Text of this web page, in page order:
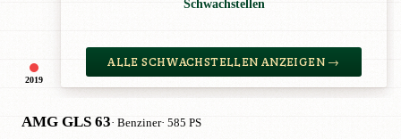
2019
Schwachstellen
ALLE SCHWACHSTELLEN ANZEIGEN →
AMG GLS 63· Benziner· 585 PS